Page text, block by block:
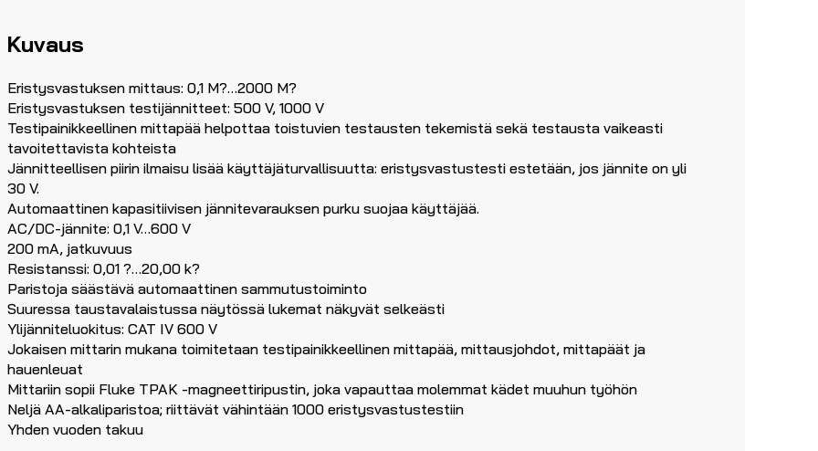
Kuvaus
Eristysvastuksen mittaus: 0,1 M?…2000 M?
Eristysvastuksen testijännitteet: 500 V, 1000 V
Testipainikkeellinen mittapää helpottaa toistuvien testausten tekemistä sekä testausta vaikeasti
tavoitettavista kohteista
Jännitteellisen piirin ilmaisu lisää käyttäjäturvallisuutta: eristysvastustesti estetään, jos jännite on yli
30 V.
Automaattinen kapasitiivisen jännitevarauksen purku suojaa käyttäjää.
AC/DC-jännite: 0,1 V…600 V
200 mA, jatkuvuus
Resistanssi: 0,01 ?…20,00 k?
Paristoja säästävä automaattinen sammutustoiminto
Suuressa taustavalaistussa näytössä lukemat näkyvät selkeästi
Ylijänniteluokitus: CAT IV 600 V
Jokaisen mittarin mukana toimitetaan testipainikkeellinen mittapää, mittausjohdot, mittapäät ja
hauenleuat
Mittariin sopii Fluke TPAK -magneettiripustin, joka vapauttaa molemmat kädet muuhun työhön
Neljä AA-alkaliparistoa; riittävät vähintään 1000 eristysvastustestiin
Yhden vuoden takuu